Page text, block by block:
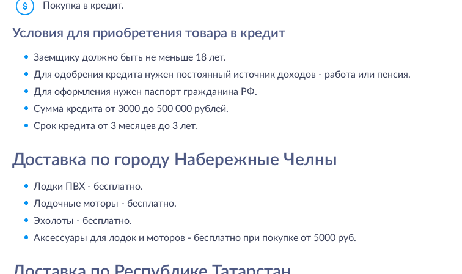
Покупка в кредит.
Условия для приобретения товара в кредит
Заемщику должно быть не меньше 18 лет.
Для одобрения кредита нужен постоянный источник доходов - работа или пенсия.
Для оформления нужен паспорт гражданина РФ.
Сумма кредита от 3000 до 500 000 рублей.
Срок кредита от 3 месяцев до 3 лет.
Доставка по городу Набережные Челны
Лодки ПВХ - бесплатно.
Лодочные моторы - бесплатно.
Эхолоты - бесплатно.
Аксессуары для лодок и моторов - бесплатно при покупке от 5000 руб.